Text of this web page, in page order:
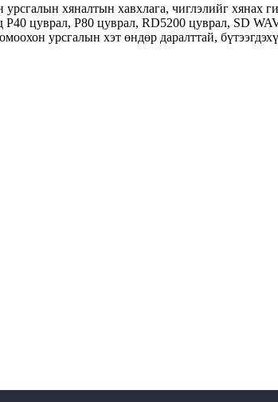
хяналтын хавхлага, чиглэлийг хянах
P40 цуврал, P80 цуврал, RD5200 цуврал, SD
урсгалын хэт өндөр даралттай,